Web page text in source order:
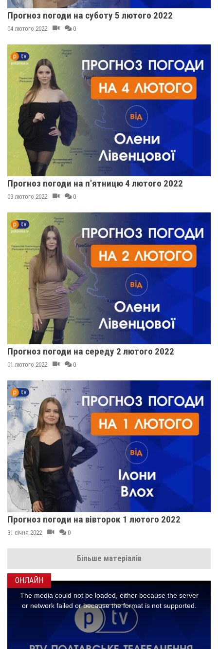
ОНЛАЙН
Прогноз погоди на суботу 5 лютого 2022
04 лютого 2022 0
Прогноз погоди на п'ятницю 4 лютого 2022
03 лютого 2022 0
Прогноз погоди на середу 2 лютого 2022
01 лютого 2022 0
Прогноз погоди на вівторок 1 лютого 2022
31 січня 2022 0
Більше матеріалів